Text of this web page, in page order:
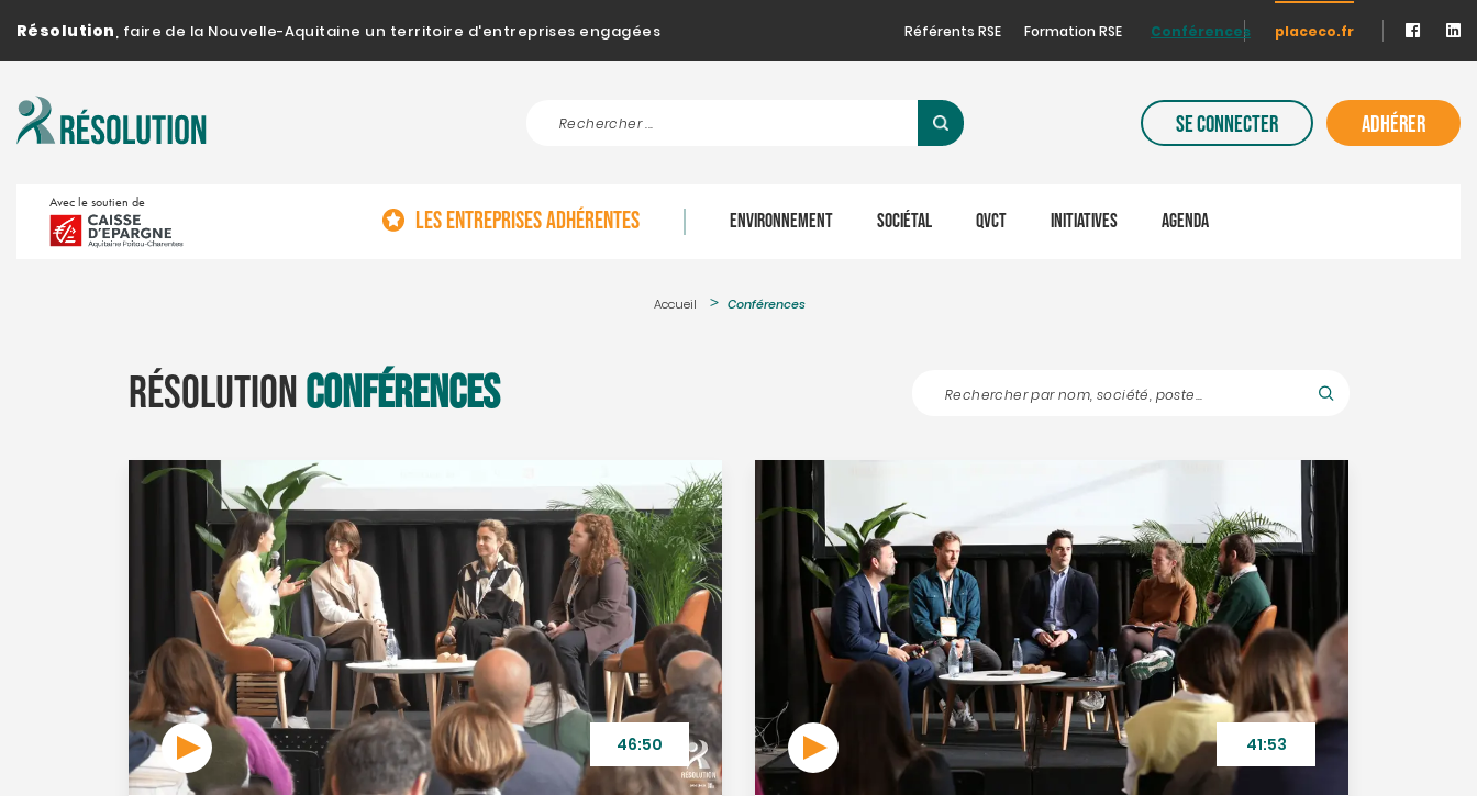
Résolution, faire de la Nouvelle-Aquitaine un territoire d'entreprises engagées Référents RSE Formation RSE Conférences placeco.fr
SE CONNECTER ADHÉRER
Avec le soutien de
LES ENTREPRISES ADHÉRENTES ENVIRONNEMENT SOCIÉTAL QVCT INITIATIVES AGENDA
Accueil Conférences
RésolutionConférences
46:50 41:53